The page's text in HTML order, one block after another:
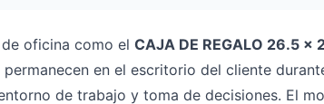
oficina como el CAJA DE REGALO 26.5
permanecen en el escritorio del cliente
de trabajo y toma de decisiones. El